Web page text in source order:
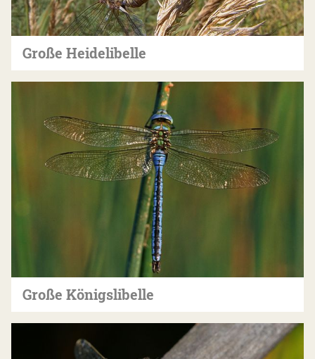
Große Heidelibelle
Große Königslibelle